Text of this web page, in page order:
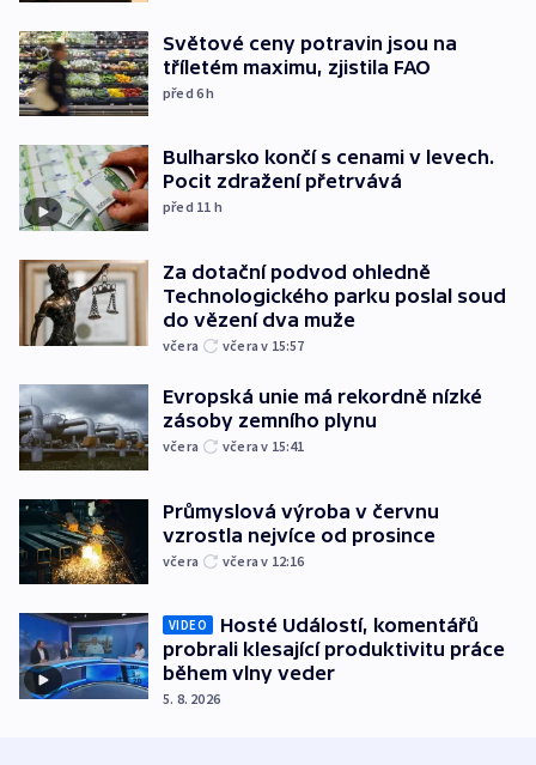
Světové ceny potravin jsou na
tříletém maximu, zjistila FAO
před 6h
Bulharsko končí s cenami v levech.
Pocit zdražení přetrvává
před 11 h
Za dotační podvod ohledně
Technologického parku poslal soud
do vězení dva muže
včera včera v 15:57
Evropská unie má rekordně nízké
zásoby zemního plynu
včera včera v 15:41
Průmyslová výroba v červnu
vzrostla nejvíce od prosince
včera včera v 12:16
VIDEO
Hosté Událostí, komentářů
probrali klesající produktivitu práce
během vlny veder
5. 8. 2026